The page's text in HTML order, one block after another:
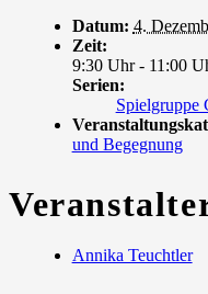
Datum: 4.
Zeit:
9:30 Uhr - 11:00
Serien:
Spielgruppe
und Begegnung
Annika Teuchtler